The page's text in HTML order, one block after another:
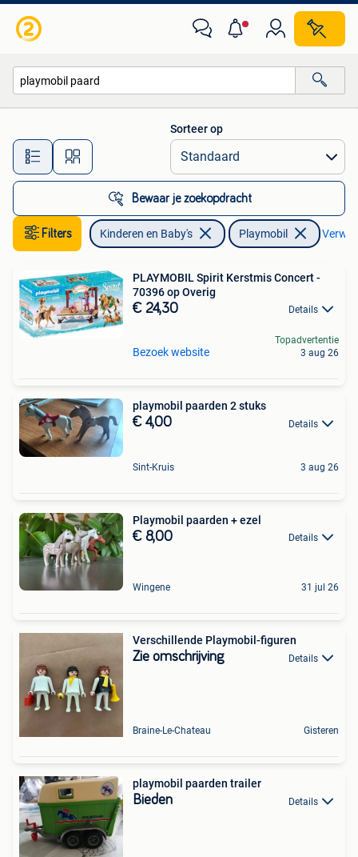
Alle afstanden…
Sorteer op
Bewaar je zoekopdracht
Filters Kinderen en Baby's Playmobil
PLAYMOBIL Spirit Kerstmis Concert -
70396 op Overig
€ 24,30 Details
Bezoek website
Topadvertentie
3 aug 26
playmobil paarden 2 stuks
€ 4,00 Details
Sint-Kruis 3 aug 26
Playmobil paarden + ezel
€ 8,00 Details
Wingene 31 jul 26
Verschillende Playmobil-figuren
Zie omschrijving Details
Braine-Le-Chateau Gisteren
playmobil paarden trailer
Bieden Details